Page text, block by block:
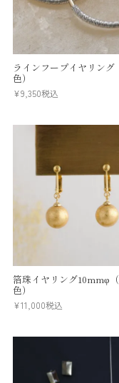
ラインフープイヤリング
色）
¥9,350税込
箔珠イヤリング10mmφ
色）
¥11,000税込